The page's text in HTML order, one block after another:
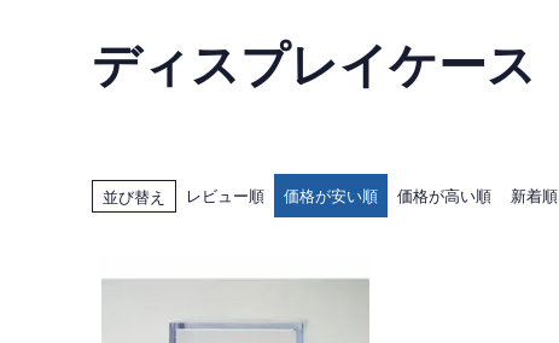
ディスプレイケース
並び替え レビュー順 価格が安い順 価格が高い順 新着順